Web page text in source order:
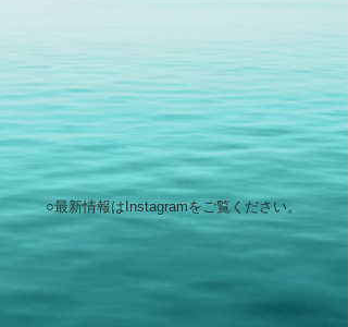
○最新情報は Instagramをご覧ください。